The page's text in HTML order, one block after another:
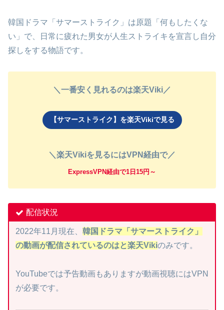
韓国ドラマ「サマーストライク」は原題「何もしたくな
い」で、日常に疲れた男女が人生ストライキを宣言し自分
探しをする物語です。
＼一番安く見れるのは楽天Viki／
【サマーストライク】を楽天Vikiで見る
＼楽天Vikiを見るにはVPN経由で／
ExpressVPN経由で1日15円～
配信状況
2022年11月現在、 韓国ドラマ「サマーストライク」
の動画が配信されているのはと楽天Vikiのみです。
YouTubeでは予告動画もありますが動画視聴にはVPN
が必要です。